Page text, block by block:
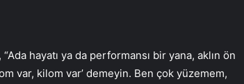
hayatı ya da performansı bir yana, aklın ön
var, kilom var’ demeyin. Ben çok yüzemem,